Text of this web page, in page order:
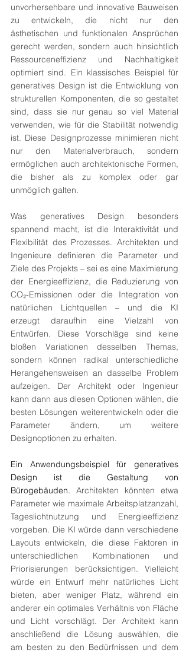
unvorhersehbare und innovative Bauweisen
zu entwickeln, die nicht nur den
ästhetischen und funktionalen Ansprüchen
gerecht werden, sondern auch hinsichtlich
Ressourceneffizienz und Nachhaltigkeit
optimiert sind. Ein klassisches Beispiel für
generatives Design ist die Entwicklung von
strukturellen Komponenten, die so gestaltet
sind, dass sie nur genau so viel Material
verwenden, wie für die Stabilität notwendig
ist. Diese Designprozesse minimieren nicht
nur den Materialverbrauch, sondern
ermöglichen auch architektonische Formen,
die bisher als zu komplex oder gar
unmöglich galten.
Was generatives Design besonders
spannend macht, ist die Interaktivität und
Flexibilität des Prozesses. Architekten und
Ingenieure definieren die Parameter und
Ziele des Projekts – sei es eine Maximierung
der Energieeffizienz, die Reduzierung von
CO₂-Emissionen oder die Integration von
natürlichen Lichtquellen – und die KI
erzeugt daraufhin eine Vielzahl von
Entwürfen. Diese Vorschläge sind keine
bloßen Variationen desselben Themas,
sondern können radikal unterschiedliche
Herangehensweisen an dasselbe Problem
aufzeigen. Der Architekt oder Ingenieur
kann dann aus diesen Optionen wählen, die
besten Lösungen weiterentwickeln oder die
Parameter ändern, um weitere
Designoptionen zu erhalten.
Ein Anwendungsbeispiel für generatives
Design ist die Gestaltung von
Bürogebäuden. Architekten könnten etwa
Parameter wie maximale Arbeitsplatzanzahl,
Tageslichtnutzung und Energieeffizienz
vorgeben. Die KI würde dann verschiedene
Layouts entwickeln, die diese Faktoren in
unterschiedlichen Kombinationen und
Priorisierungen berücksichtigen. Vielleicht
würde ein Entwurf mehr natürliches Licht
bieten, aber weniger Platz, während ein
anderer ein optimales Verhältnis von Fläche
und Licht vorschlägt. Der Architekt kann
anschließend die Lösung auswählen, die
am besten zu den Bedürfnissen und dem